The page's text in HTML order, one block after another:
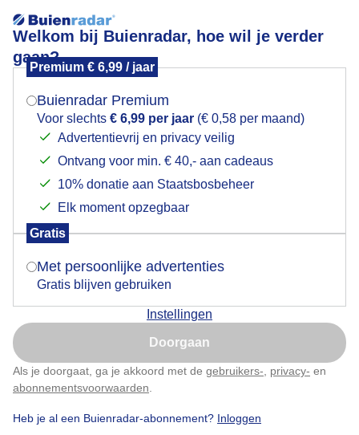
Welkom bij Buienradar, hoe wil je verder
gaan?
Premium € 6,99 / jaar
Buienradar Premium
Voor slechts € 6,99 per jaar (€ 0,58 per maand)
Advertentievrij en privacy veilig
Ontvang voor min. € 40,- aan cadeaus
10% donatie aan Staatsbosbeheer
Elk moment opzegbaar
Gratis
Met persoonlijke advertenties
Gratis blijven gebruiken
Instellingen
Doorgaan
Als je doorgaat, ga je akkoord met de gebruikers- privacy- en
abonnementsvoorwaarden
Heb je al een Buienradar-abonnement? Inloggen
Wolken en Heide
Door: Robert Herkstroter Gemaakt: 26-08-2024, 82x bekeken
Wolken Bewolkt Blauwelucht Heide
Mogen we je locatie gebruiken voor het
Indien je hier nog geen akkoord op hebt gegeven,
verschijnt er zo een pop-up uit je browser waarin
Is goed, toon de popup
Nu niet, misschien later
Klik hierom dit aan te passen